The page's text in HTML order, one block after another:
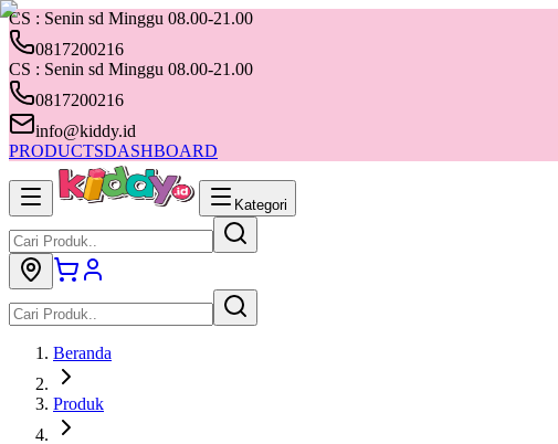
CS : Senin sd Minggu 08.00-21.00
0817200216
CS : Senin sd Minggu 08.00-21.00
0817200216
info@kiddy.id
PRODUCTSDASHBOARD
Kategori
Beranda
Produk